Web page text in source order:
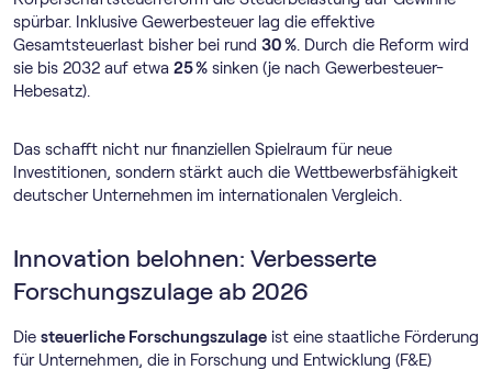
spürbar. Inklusive Gewerbesteuer lag die effektive
Gesamtsteuerlast bisher bei rund 30 %. Durch die Reform wird
sie bis 2032 auf etwa 25 % sinken (je nach Gewerbesteuer-
Hebesatz).
Das schafft nicht nur finanziellen Spielraum für neue
Investitionen, sondern stärkt auch die Wettbewerbsfähigkeit
deutscher Unternehmen im internationalen Vergleich.
Innovation belohnen: Verbesserte
Forschungszulage ab 2026
Die steuerliche Forschungszulage ist eine staatliche Förderung
für Unternehmen, die in Forschung und Entwicklung (F&E)